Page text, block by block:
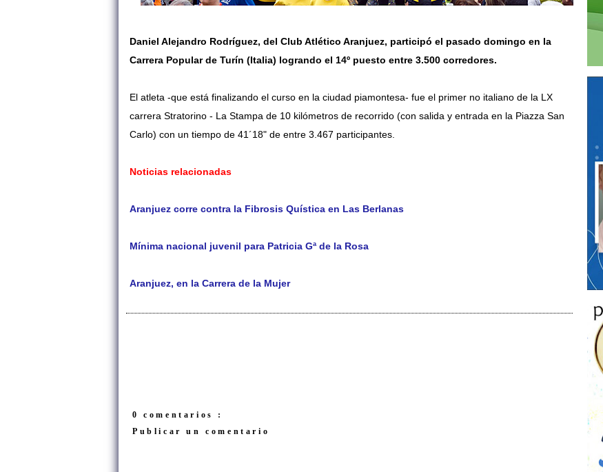
Daniel Alejandro Rodríguez, del Club Atlético Aranjuez, participó el pasado domingo en la
Carrera Popular de Turín (Italia) logrando el 14º puesto entre 3.500 corredores.
El atleta -que está finalizando el curso en la ciudad piamontesa- fue el primer no italiano de la LX
carrera Stratorino - La Stampa de 10 kilómetros de recorrido (con salida y entrada en la Piazza San
Carlo) con un tiempo de 41´18" de entre 3.467 participantes.
Noticias relacionadas
Aranjuez corre contra la Fibrosis Quística en Las Berlanas
Mínima nacional juvenil para Patricia Gª de la Rosa
Aranjuez, en la Carrera de la Mujer
0 comentarios :
Publicar un comentario